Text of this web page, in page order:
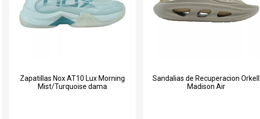
Zapatillas Nox AT10 Lux Morning
Mist/Turquoise dama
Sandalias de Recuperacion Orkell
Madison Air